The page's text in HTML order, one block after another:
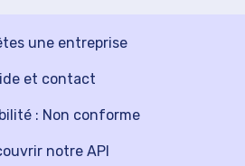
une entreprise
notre API
et contact
: Non conforme